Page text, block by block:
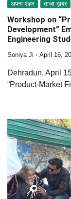
अपना शहर ताज़ा ख़बर
Workshop on
Development”
Engineering
Soniya Ji April 16,
Dehradun, April
“Product-Market